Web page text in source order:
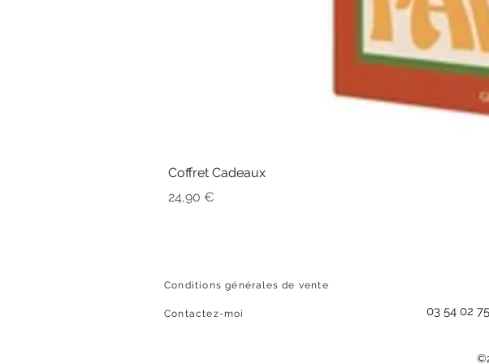
Coffret Cadeaux
Prix
24,90 €
Conditions générales de vente
Contactez-moi 03 54 02